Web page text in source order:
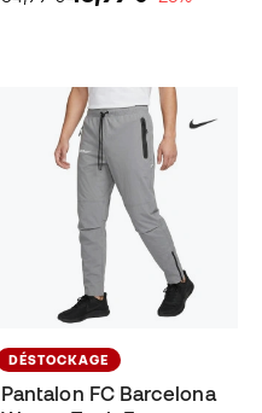
DÉSTOCKAGE
Pantalon FC Barcelona